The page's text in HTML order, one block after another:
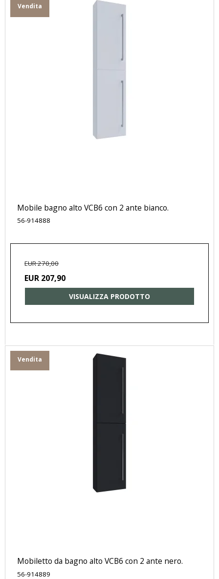
Vendita
Mobile bagno alto VCB6 con 2 ante bianco.
56-914888
EUR 270,00
EUR 207,90
VISUALIZZA PRODOTTO
Vendita
Mobiletto da bagno alto VCB6 con 2 ante nero.
56-914889